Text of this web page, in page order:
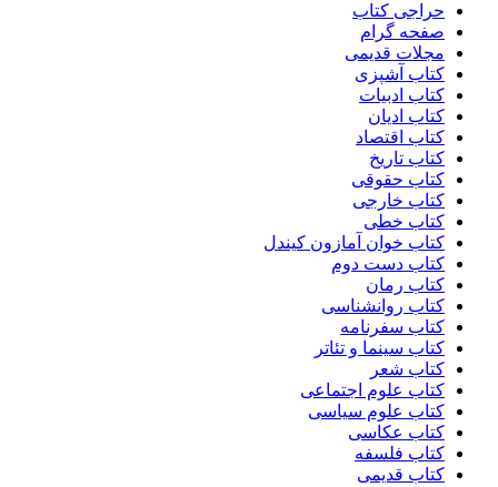
حراجی کتاب
صفحه گرام
مجلات قدیمی
کتاب آشپزی
کتاب ادبیات
کتاب ادیان
کتاب اقتصاد
کتاب تاریخ
کتاب حقوقی
کتاب خارجی
کتاب خطی
کتاب خوان آمازون کیندل
کتاب دست دوم
کتاب رمان
کتاب روانشناسی
کتاب سفرنامه
کتاب سینما و تئاتر
کتاب شعر
کتاب علوم اجتماعی
کتاب علوم سیاسی
کتاب عکاسی
کتاب فلسفه
کتاب قدیمی